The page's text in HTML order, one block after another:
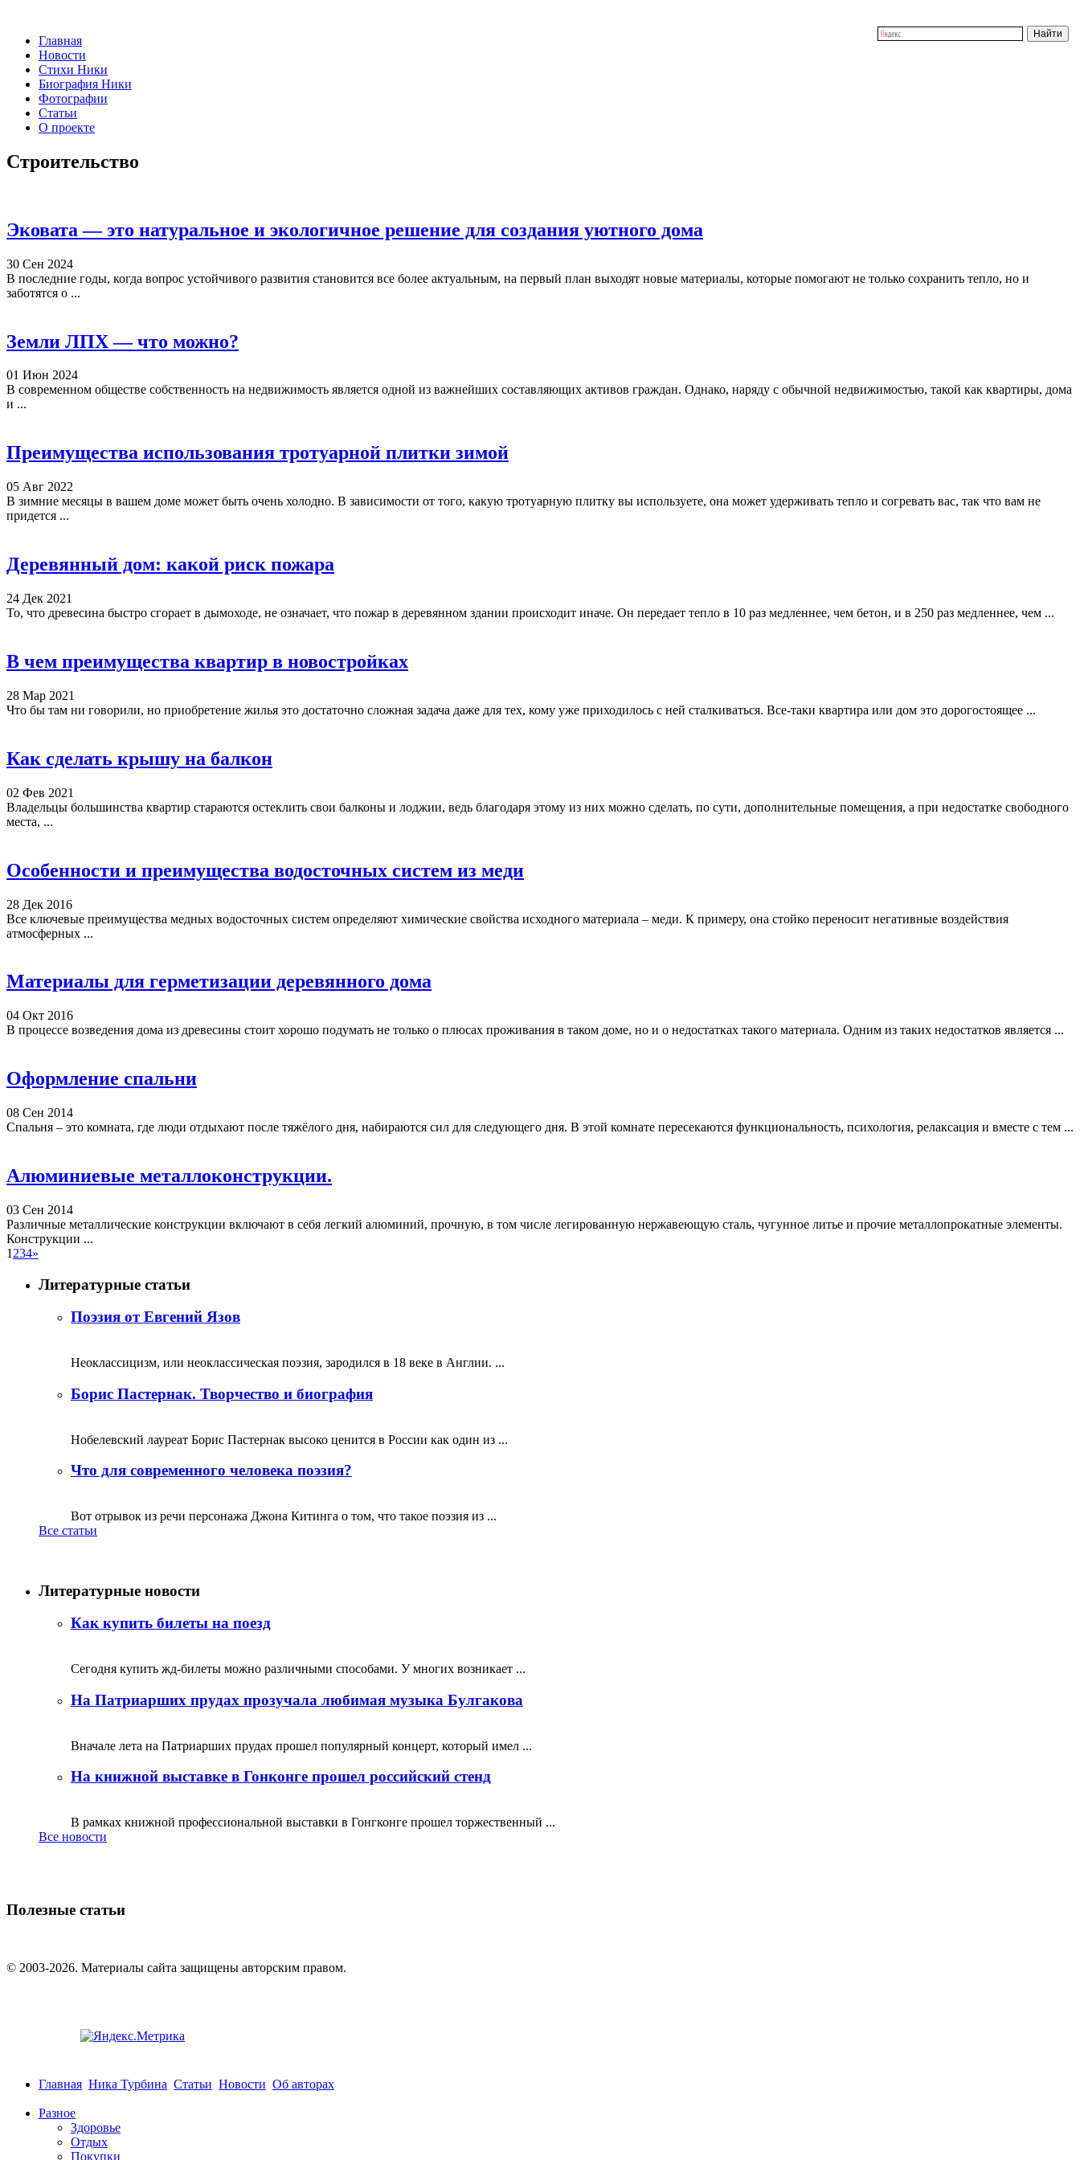
Главная
Новости
Стихи Ники
Биография Ники
Фотографии
Статьи
О проекте
Строительство
Эковата — это натуральное и экологичное решение для создания уютного дома
30 Сен 2024
В последние годы, когда вопрос устойчивого развития становится все более актуальным, на первый план выходят новые материалы, которые помогают не только сохранить тепло, но и
заботятся о ...
Земли ЛПХ — что можно?
01 Июн 2024
В современном обществе собственность на недвижимость является одной из важнейших составляющих активов граждан. Однако, наряду с обычной недвижимостью, такой как квартиры, дома
и ...
Преимущества использования тротуарной плитки зимой
05 Авг 2022
В зимние месяцы в вашем доме может быть очень холодно. В зависимости от того, какую тротуарную плитку вы используете, она может удерживать тепло и согревать вас, так что вам не
придется ...
Деревянный дом: какой риск пожара
24 Дек 2021
То, что древесина быстро сгорает в дымоходе, не означает, что пожар в деревянном здании происходит иначе. Он передает тепло в 10 раз медленнее, чем бетон, и в 250 раз медленнее, чем ...
В чем преимущества квартир в новостройках
28 Мар 2021
Что бы там ни говорили, но приобретение жилья это достаточно сложная задача даже для тех, кому уже приходилось с ней сталкиваться. Все-таки квартира или дом это дорогостоящее ...
Как сделать крышу на балкон
02 Фев 2021
Владельцы большинства квартир стараются остеклить свои балконы и лоджии, ведь благодаря этому из них можно сделать, по сути, дополнительные помещения, а при недостатке свободного
места, ...
Особенности и преимущества водосточных систем из меди
28 Дек 2016
Все ключевые преимущества медных водосточных систем определяют химические свойства исходного материала – меди. К примеру, она стойко переносит негативные воздействия
атмосферных ...
Материалы для герметизации деревянного дома
04 Окт 2016
В процессе возведения дома из древесины стоит хорошо подумать не только о плюсах проживания в таком доме, но и о недостатках такого материала. Одним из таких недостатков является ...
Оформление спальни
08 Сен 2014
Спальня – это комната, где люди отдыхают после тяжёлого дня, набираются сил для следующего дня. В этой комнате пересекаются функциональность, психология, релаксация и вместе с тем ...
Алюминиевые металлоконструкции.
03 Сен 2014
Различные металлические конструкции включают в себя легкий алюминий, прочную, в том числе легированную нержавеющую сталь, чугунное литье и прочие металлопрокатные элементы.
Конструкции ...
1 234»
Литературные статьи
Поэзия от Евгений Язов
Неоклассицизм, или неоклассическая поэзия, зародился в 18 веке в Англии. ...
Борис Пастернак. Творчество и биография
Нобелевский лауреат Борис Пастернак высоко ценится в России как один из ...
Что для современного человека поэзия?
Вот отрывок из речи персонажа Джона Китинга о том, что такое поэзия из ...
Все статьи
Литературные новости
Как купить билеты на поезд
Сегодня купить жд-билеты можно различными способами. У многих возникает ...
На Патриарших прудах прозучала любимая музыка Булгакова
Вначале лета на Патриарших прудах прошел популярный концерт, который имел ...
На книжной выставке в Гонконге прошел российский стенд
В рамках книжной профессиональной выставки в Гонгконге прошел торжественный ...
Все новости
Полезные статьи
© 2003-2026. Материалы сайта защищены авторским правом.
Главная Ника Турбина Статьи Новости Об авторах
Разное
Здоровье
Отдых
Покупки